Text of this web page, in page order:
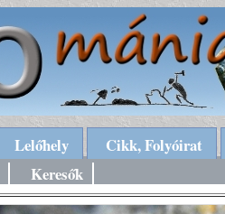
Lelőhely
Cikk, Folyóirat
Keresők